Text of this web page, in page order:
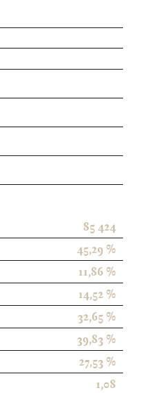
85 424
45,29 %
11,86 %
14,52 %
32,65 %
39,83 %
27,53 %
1,08